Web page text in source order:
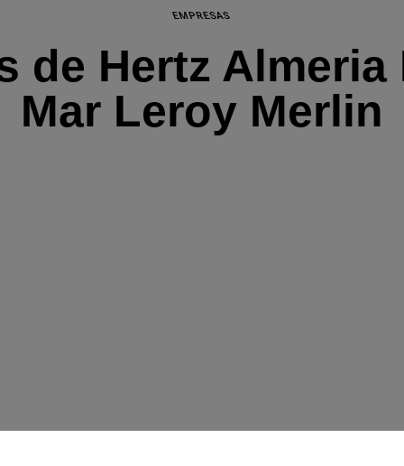
EMPRESAS
de Hertz Almeria
Mar Leroy Merlin